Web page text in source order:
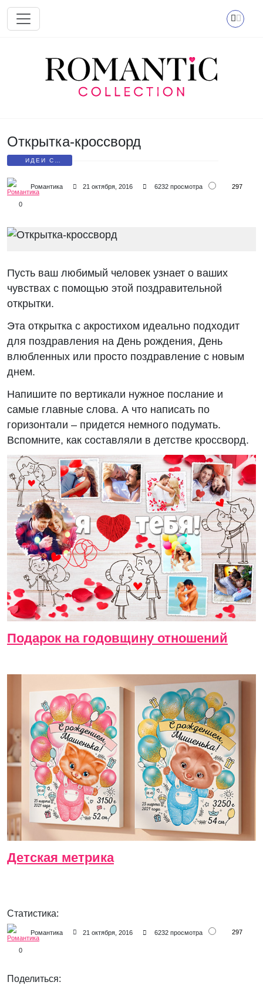
Перейти к основному содержанию
Открытка-кроссворд
ИДЕИ С
Романтика 21 октября, 2016 6232 просмотра 297
0
Пусть ваш любимый человек узнает о ваших
чувствах с помощью этой поздравительной
открытки.
Эта открытка с акростихом идеально подходит
для поздравления на День рождения, День
влюбленных или просто поздравление с новым
днем.
Напишите по вертикали нужное послание и
самые главные слова. А что написать по
горизонтали – придется немного подумать.
Вспомните, как составляли в детстве кроссворд.
Подарок на годовщину отношений
Детская метрика
Статистика:
Романтика 21 октября, 2016 6232 просмотра 297
0
Поделиться: